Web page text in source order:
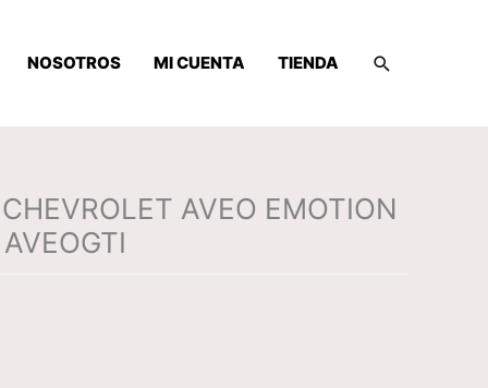
NOSOTROS MI CUENTA TIENDA Buscar
AVEO EMOTION